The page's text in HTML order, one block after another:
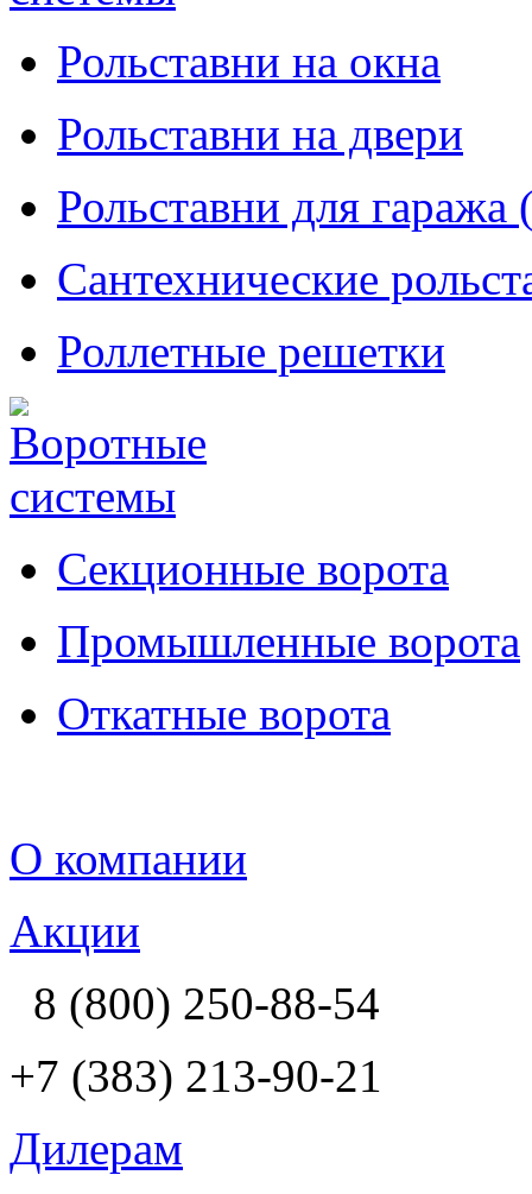
Рольставни на окна
Рольставни на двери
Рольставни для гаража
Сантехнические
Роллетные решетки
Секционные ворота
Промышленные ворота
Откатные ворота
О компании
Акции
8 (800) 250-88-54
+7 (383) 213-90-21
Дилерам